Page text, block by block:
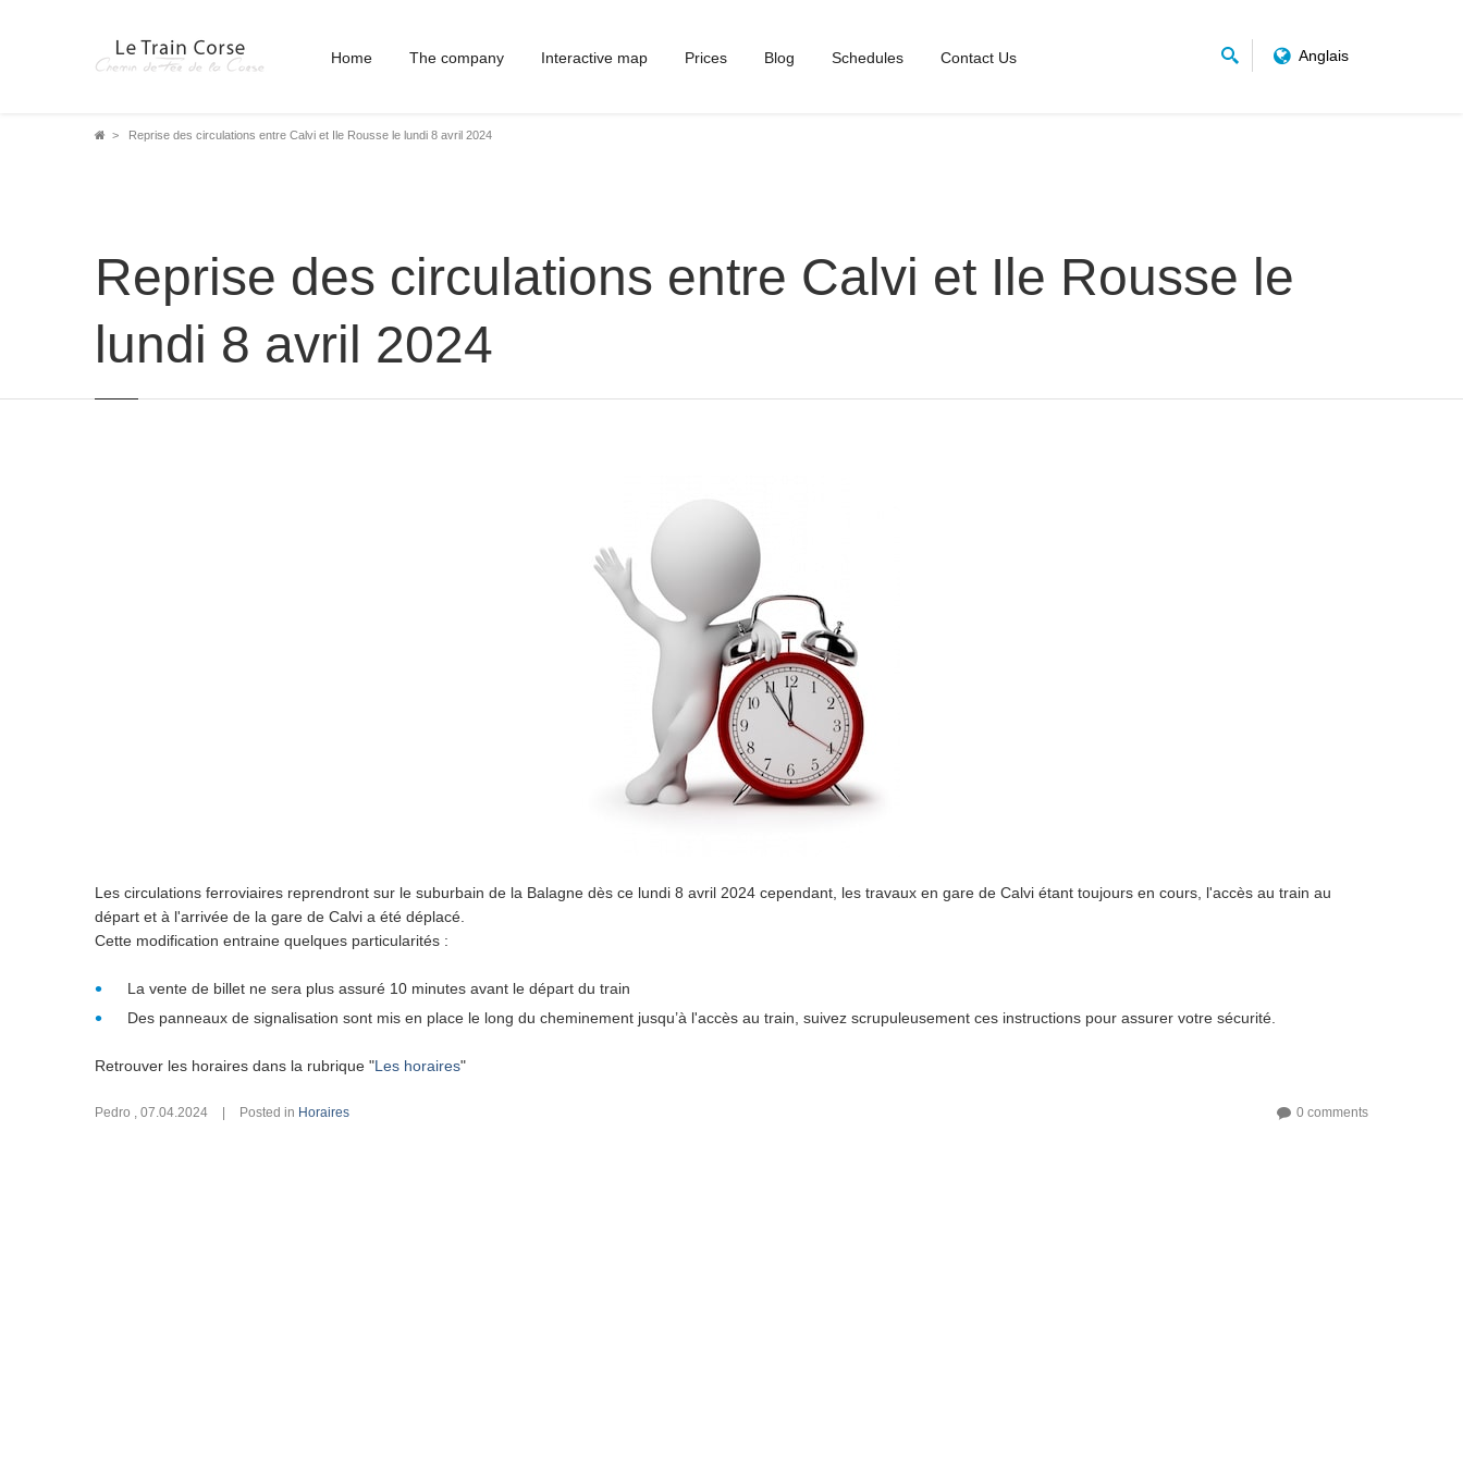
Anglais
Home The company Interactive map Prices Blog Schedules Contact Us
Breadcrumb
Reprise des circulations entre Calvi et Ile Rousse le lundi 8 avril 2024
Reprise des circulations entre Calvi et Ile Rousse le
lundi 8 avril 2024
Les circulations ferroviaires reprendront sur le suburbain de la Balagne dès ce lundi 8 avril 2024 cependant, les travaux en gare de Calvi étant toujours en cours, l'accès au train au
départ et à l'arrivée de la gare de Calvi a été déplacé.
Cette modification entraine quelques particularités :
La vente de billet ne sera plus assuré 10 minutes avant le départ du train
Des panneaux de signalisation sont mis en place le long du cheminement jusqu’à l'accès au train, suivez scrupuleusement ces instructions pour assurer votre sécurité.
Retrouver les horaires dans la rubrique "Les horaires"
Pedro , 07.04.2024 Posted in Horaires 0 comments